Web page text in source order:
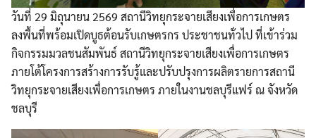
วันที่ 29 มิถุนายน 2569 สถานีวิทยุกระจายเสียงเพื่อการเกษตร
ลงพื้นที่พร้อมเปิดบูธต้อนรับเกษตรกร ประชาชนทั่วไป ที่เข้าร่วม
กิจกรรมมวลชนสัมพันธ์ สถานีวิทยุกระจายเสียงเพื่อการเกษตร
ภายโต้โครงการสร้างการรับรู้และปรับปรุงการผลิตรายการสถานี
วิทยุกระจายเสียงเพื่อการเกษตร ภายในงานชลบุรีแฟร์ ณ จังหวัด
ชลบุรี